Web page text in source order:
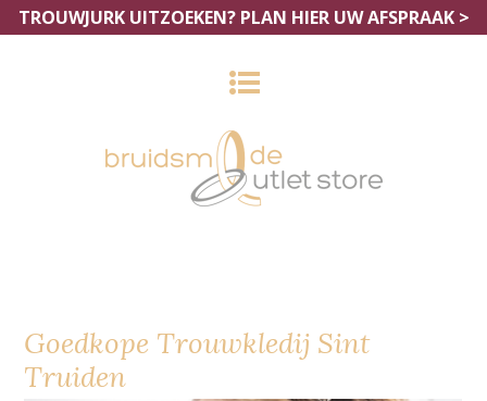
TROUWJURK UITZOEKEN? PLAN HIER UW AFSPRAAK >
Goedkope Trouwkledij Sint
Truiden